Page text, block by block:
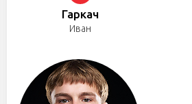
Гаркач
Иван